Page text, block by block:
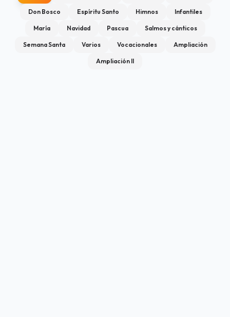
Don Bosco Espíritu Santo Himnos Infantiles
María Navidad Pascua Salmos y cánticos
Semana Santa Varios Vocacionales Ampliación
Ampliación II